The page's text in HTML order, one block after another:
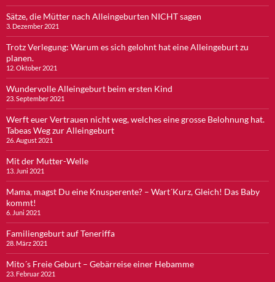
Sätze, die Mütter nach Alleingeburten NICHT sagen
3. Dezember 2021
Trotz Verlegung: Warum es sich gelohnt hat eine Alleingeburt zu
planen.
12. Oktober 2021
Wundervolle Alleingeburt beim ersten Kind
23. September 2021
Werft euer Vertrauen nicht weg, welches eine grosse Belohnung hat.
Tabeas Weg zur Alleingeburt
26. August 2021
Mit der Mutter-Welle
13. Juni 2021
Mama, magst Du eine Knusperente? – Wart´Kurz, Gleich! Das Baby
kommt!
6. Juni 2021
Familiengeburt auf Teneriffa
28. März 2021
Mito´s Freie Geburt – Gebärreise einer Hebamme
23. Februar 2021